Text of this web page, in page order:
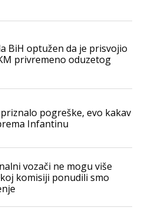
BiH optužen da je prisvojio
privremeno oduzetog
pogreške, evo kakav
Infantinu
vozači ne mogu više
komisiji ponudili smo